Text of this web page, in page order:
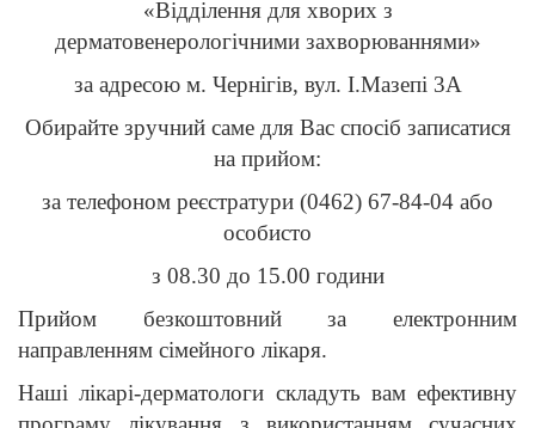
«Відділення для хворих з
дерматовенерологічними захворюваннями»
за адресою м. Чернігів, вул. І.Мазепі 3А
Обирайте зручний саме для Вас спосіб записатися
на прийом:
за телефоном реєстратури (0462) 67-84-04 або
особисто
з 08.30 до 15.00 години
Прийом безкоштовний за електронним
направленням сімейного лікаря.
Наші лікарі-дерматологи складуть вам ефективну